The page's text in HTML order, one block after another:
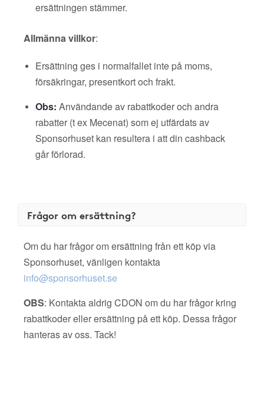
ersättningen stämmer.
Allmänna villkor:
Ersättning ges i normalfallet inte på moms,
försäkringar, presentkort och frakt.
Obs: Användande av rabattkoder och andra
rabatter (t ex Mecenat) som ej utfärdats av
Sponsorhuset kan resultera i att din cashback
går förlorad.
Frågor om ersättning?
Om du har frågor om ersättning från ett köp via
Sponsorhuset, vänligen kontakta
info@sponsorhuset.se
OBS: Kontakta aldrig CDON om du har frågor kring
rabattkoder eller ersättning på ett köp. Dessa frågor
hanteras av oss. Tack!